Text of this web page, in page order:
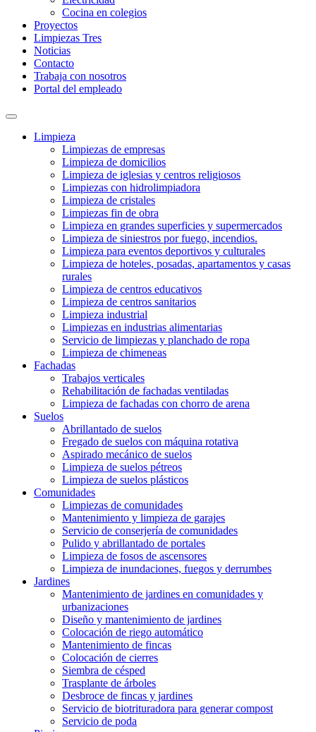
Cocina en colegios
Proyectos
Limpiezas Tres
Noticias
Contacto
Trabaja con nosotros
Portal del empleado
Limpieza
Limpiezas de empresas
Limpieza de domicilios
Limpieza de iglesias y centros religiosos
Limpiezas con hidrolimpiadora
Limpieza de cristales
Limpiezas fin de obra
Limpieza en grandes superficies y supermercados
Limpieza de siniestros por fuego, incendios.
Limpieza para eventos deportivos y culturales
Limpieza de hoteles, posadas, apartamentos y casas
rurales
Limpieza de centros educativos
Limpieza de centros sanitarios
Limpieza industrial
Limpiezas en industrias alimentarias
Servicio de limpiezas y planchado de ropa
Limpieza de chimeneas
Fachadas
Trabajos verticales
Rehabilitación de fachadas ventiladas
Limpieza de fachadas con chorro de arena
Suelos
Abrillantado de suelos
Fregado de suelos con máquina rotativa
Aspirado mecánico de suelos
Limpieza de suelos pétreos
Limpieza de suelos plásticos
Comunidades
Limpiezas de comunidades
Mantenimiento y limpieza de garajes
Servicio de conserjería de comunidades
Pulido y abrillantado de portales
Limpieza de fosos de ascensores
Limpieza de inundaciones, fuegos y derrumbes
Jardines
Mantenimiento de jardines en comunidades y
urbanizaciones
Diseño y mantenimiento de jardines
Colocación de riego automático
Mantenimiento de fincas
Colocación de cierres
Siembra de césped
Trasplante de árboles
Desbroce de fincas y jardines
Servicio de biotrituradora para generar compost
Servicio de poda